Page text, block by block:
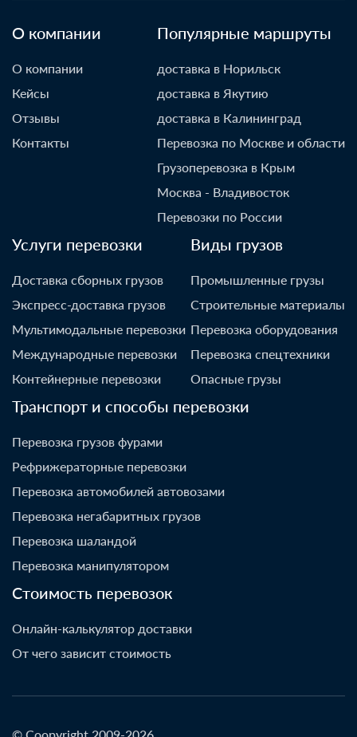
О компании
О компании
Кейсы
Отзывы
Контакты
Популярные маршруты
доставка в Норильск
доставка в Якутию
доставка в Калининград
Перевозка по Москве и области
Грузоперевозка в Крым
Москва - Владивосток
Перевозки по России
Услуги перевозки
Доставка сборных грузов
Экспресс-доставка грузов
Мультимодальные перевозки
Международные перевозки
Контейнерные перевозки
Виды грузов
Промышленные грузы
Строительные материалы
Перевозка оборудования
Перевозка спецтехники
Опасные грузы
Транспорт и способы перевозки
Перевозка грузов фурами
Рефрижераторные перевозки
Перевозка автомобилей автовозами
Перевозка негабаритных грузов
Перевозка шаландой
Перевозка манипулятором
Стоимость перевозок
Онлайн-калькулятор доставки
От чего зависит стоимость